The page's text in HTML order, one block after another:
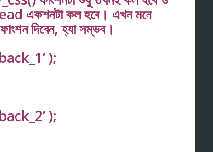
একশনটা কল হবে। এখন মনে
দিবেন, হ্যা সম্ভব।
);
);